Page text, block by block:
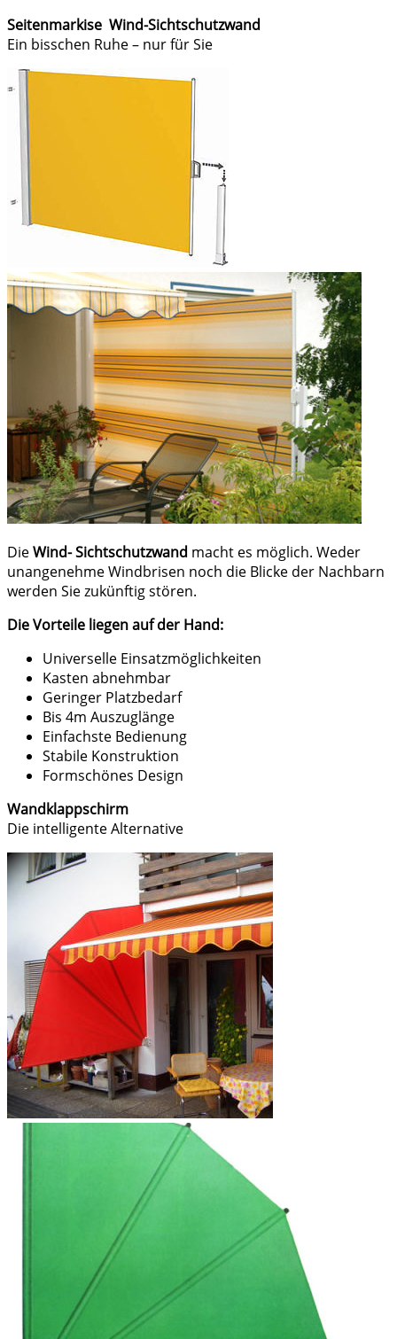
Seitenmarkise Wind-Sichtschutzwand
Ein bisschen Ruhe – nur für Sie
DieWind- Sichtschutzwand macht es möglich. Weder
unangenehme Windbrisen noch die Blicke der Nachbarn
werden Sie zukünftig stören.
Die Vorteile liegen auf der Hand:
Universelle Einsatzmöglichkeiten
Kasten abnehmbar
Geringer Platzbedarf
Bis 4m Auszuglänge
Einfachste Bedienung
Stabile Konstruktion
Formschönes Design
Wandklappschirm
Die intelligente Alternative